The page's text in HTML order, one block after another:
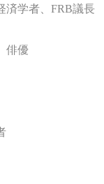
済学者、FRB議長
俳優